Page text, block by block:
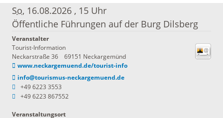
So, 16.08.2026 , 15 Uhr
Öffentliche Führungen auf der Burg Dilsberg
Veranstalter
Tourist-Information
Neckarstraße 36
69151 Neckargemünd
www.neckargemuend.de/tourist-info
info@tourismus-neckargemuend.de
+49 6223 3553
+49 6223 867552
Veranstaltungsort